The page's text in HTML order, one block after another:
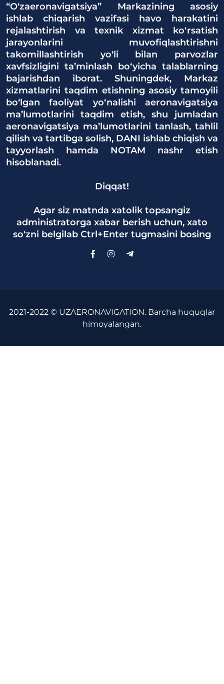
“O‘zaeronavigatsiya” Markazining asosiy
ishlab chiqarish vazifasi havo harakatini
rejalashtirish va texnik xizmat ko‘rsatish
jarayonlarini muvofiqlashtirishni
takomillashtirish yo‘li bilan parvozlar
xavfsizligini ta’minlash bo‘yicha talablarning
bajarishdan iborat. Shuningdek, Markaz
xizmatlarini taqdim etishning asosiy tamoyili
bo‘lgan faoliyat yo‘nalishi aeronavigatsiya
ma’lumotlarini taqdim etish, shu jumladan
aeronavigatsiya ma’lumotlarini tanlash, tahlil
qilish va tartibga solish, DANI ishlab chiqish va
tayyorlash hamda NOTAM nashr etish
hisoblanadi.
Diqqat!
Agar siz matnda xatolik topsangiz
administratorga xabar berish uchun, xato
so‘zni belgilab Ctrl+Enter tugmasini bosing
2021-2022 © UZAERONAVIGATION. Barcha huquqlar
himoyalangan.